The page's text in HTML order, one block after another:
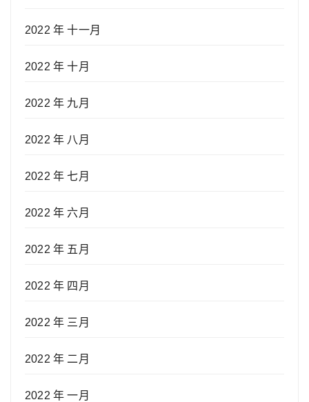
2022 年 十一月
2022 年 十月
2022 年 九月
2022 年 八月
2022 年 七月
2022 年 六月
2022 年 五月
2022 年 四月
2022 年 三月
2022 年 二月
2022 年 一月